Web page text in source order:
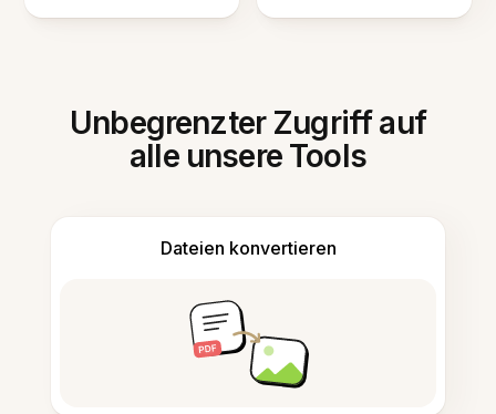
Unbegrenzter Zugriff auf
alle unsere Tools
Dateien konvertieren